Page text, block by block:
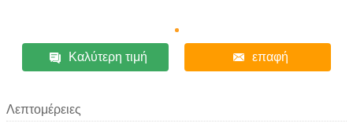
Καλύτερη τιμή επαφή
Λεπτομέρειες